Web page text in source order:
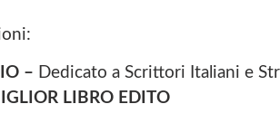
– Dedicato a Scrittori Italiani e
LIBRO EDITO